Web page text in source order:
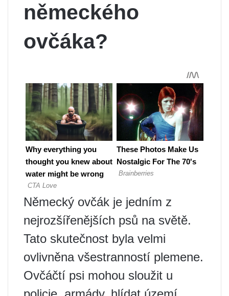
německého
ovčáka?
Německý ovčák je jedním z
nejrozšířenějších psů na světě.
Tato skutečnost byla velmi
ovlivněna všestranností plemene.
Ovčáčtí psi mohou sloužit u